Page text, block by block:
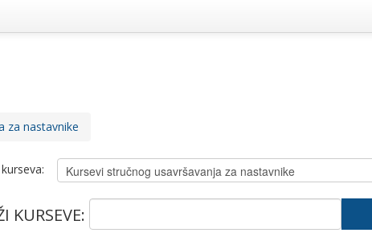
za nastavnike
KURSEVE: